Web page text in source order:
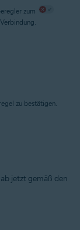
zum
zu bestätigen.
jetzt gemäß den